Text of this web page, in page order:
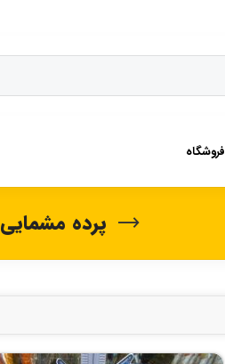
فروشگاه
پرده مشمایی